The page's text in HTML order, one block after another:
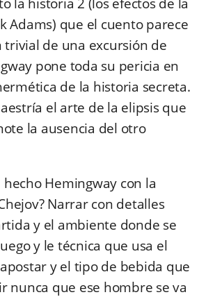
Adams) que el cuento parece
trivial de una excursión de
pone toda su pericia en
de la historia secreta.
el arte de la elipsis que
la ausencia del otro
Hemingway con la
Narrar con detalles
y el ambiente donde se
y le técnica que usa el
y el tipo de bebida que
nunca que ese hombre se va